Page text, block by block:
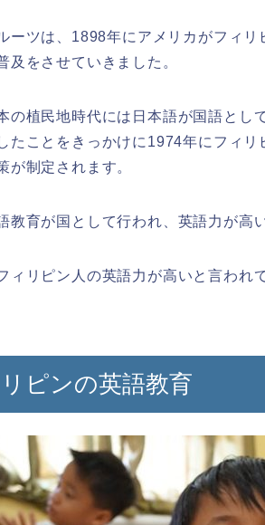
ーツは、1898年にアメリカがフィ
及をさせていきました。
の植民地時代には日本語が国語とし
たことをきっかけに1974年にフィ
が制定されます。
教育が国として行われ、英語力が高
ィリピン人の英語力が高いと言われ
ピンの英語教育